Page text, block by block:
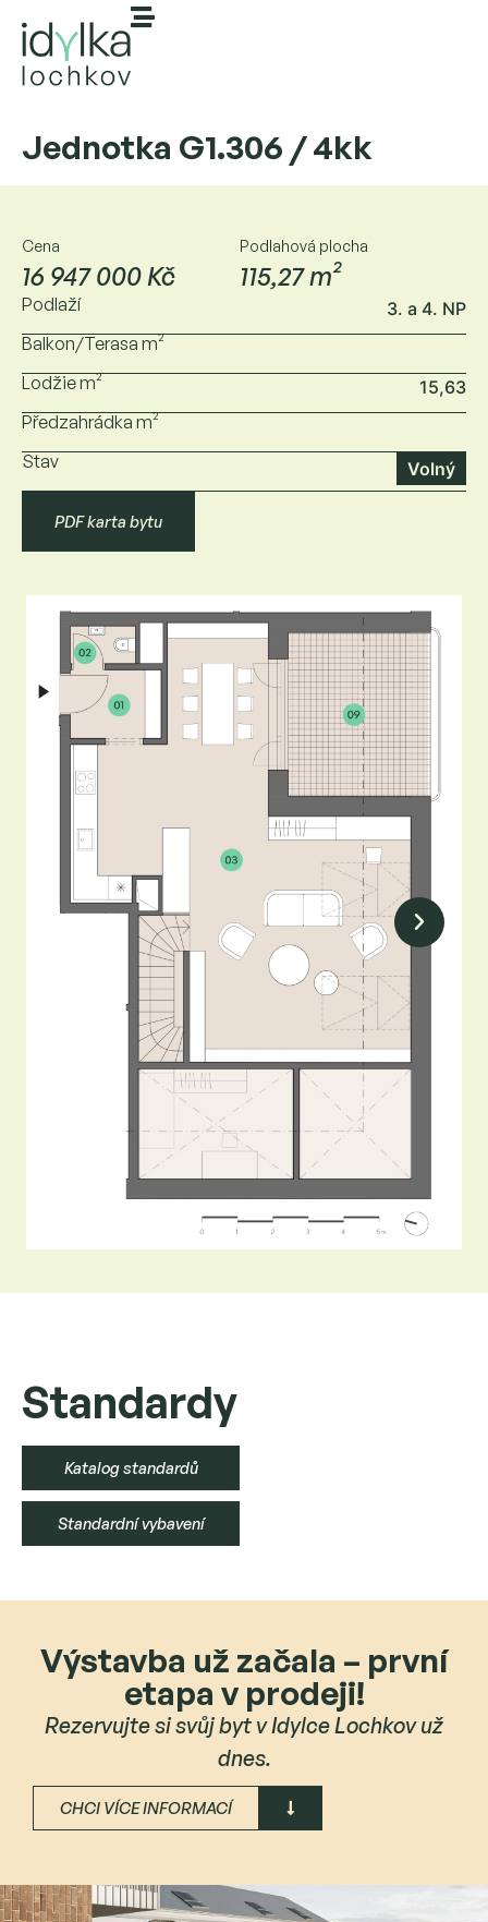
Jednotka G1.306 / 4kk
Cena
16 947 000 Kč
Podlahová plocha
115,27 m²
Podlaží
3. a 4. NP
Balkon/Terasa m²
Lodžie m²
15,63
Předzahrádka m²
Stav
Volný
PDF karta bytu
Standardy
Katalog standardů
Standardní vybavení
Výstavba už začala – první
etapa v prodeji!
Rezervujte si svůj byt v Idylce Lochkov už
dnes.
CHCI VÍCE INFORMACÍ